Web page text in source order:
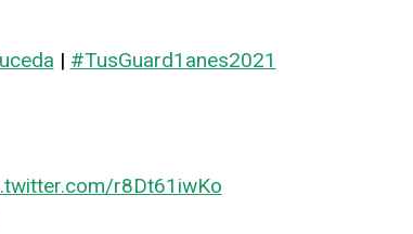
| #TusGuard1anes2021
r8Dt61iwKo